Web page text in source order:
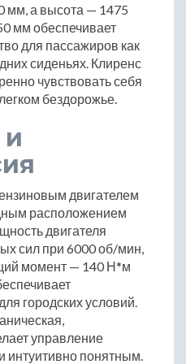
мм, а высота — 1475
мм обеспечивает
для пассажиров как
сиденьях. Клиренс
чувствовать себя
бездорожье.
и
двигателем
расположением
двигателя
сил при 6000 об/мин,
момент — 140 Н*м
городских условий.
управление
понятным.